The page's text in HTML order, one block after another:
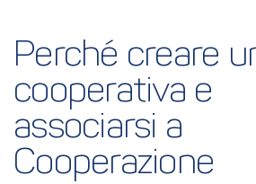
Perché creare
cooperativa e
associarsi a
Cooperazione